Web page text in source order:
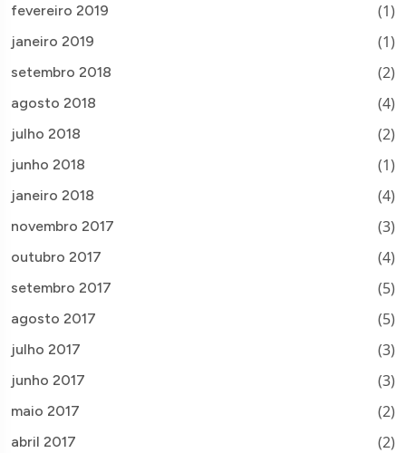
fevereiro 2019 (1)
janeiro 2019 (1)
setembro 2018 (2)
agosto 2018 (4)
julho 2018 (2)
junho 2018 (1)
janeiro 2018 (4)
novembro 2017 (3)
outubro 2017 (4)
setembro 2017 (5)
agosto 2017 (5)
julho 2017 (3)
junho 2017 (3)
maio 2017 (2)
abril 2017 (2)